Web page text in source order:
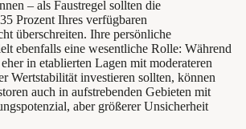
– als Faustregel sollten die
Prozent Ihres verfügbaren
überschreiten. Ihre persönliche
ebenfalls eine wesentliche Rolle: Während
in etablierten Lagen mit moderateren
Wertstabilität investieren sollten, können
auch in aufstrebenden Gebieten mit
aber größerer Unsicherheit